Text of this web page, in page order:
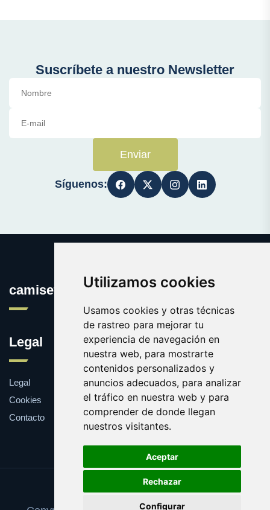
Utilizamos cookies
Usamos cookies y otras técnicas
de rastreo para mejorar tu
experiencia de navegación en
nuestra web, para mostrarte
contenidos personalizados y
anuncios adecuados, para analizar
el tráfico en nuestra web y para
comprender de donde llegan
nuestros visitantes.
Aceptar
Rechazar
Configurar
Suscríbete a nuestro Newsletter
Enviar
Síguenos:
camisetasconpublicidad.es
Legal
Legal
Cookies
Contacto
Update cookies preferences